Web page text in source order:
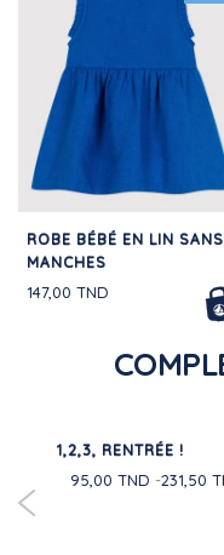
ROBE BÉBÉ EN LIN SANS
MANCHES
147,00 TND
1,2,3, RENTRÉE !
95,00 TND 231,50